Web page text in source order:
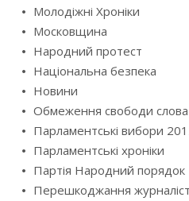
Молодіжні Хроніки
Московщина
Народний протест
Національна безпека
Новини
Обмеження свободи слова
Парламентські вибори
Парламентські хроніки
Партія Народний порядок
Перешкоджання